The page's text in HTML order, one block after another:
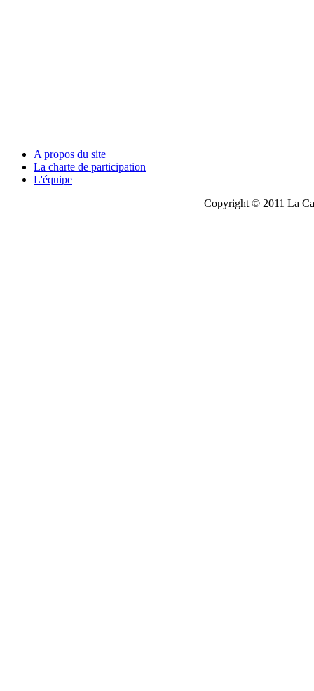
A propos du site
La charte de participation
L'équipe
Copyright © 2011 La